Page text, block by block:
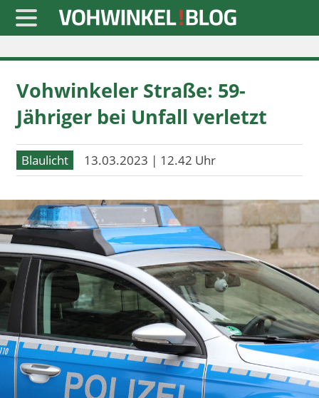
Startseite
» Blaulicht
» Freizeit
» Notizen
» Politik
» Sport
» Wirtschaft
Werbung
Datenschutz
Impressum
Vohwinkeler Straße: 59-
Jähriger bei Unfall verletzt
Blaulicht 13.03.2023 | 12.42 Uhr